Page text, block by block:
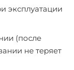
эксплуатации
(после
не теряет